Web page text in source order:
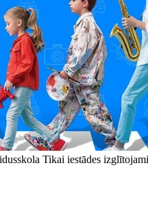
Tikai iestādes